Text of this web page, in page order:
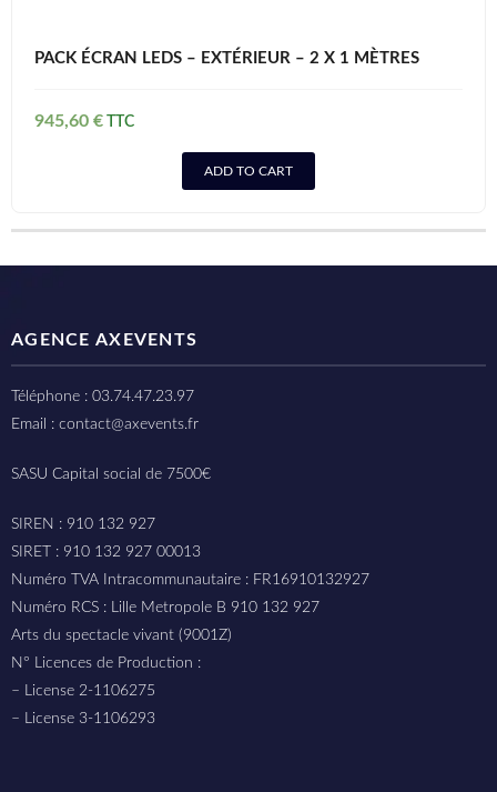
PACK ÉCRAN LEDS – EXTÉRIEUR – 2 X 1 MÈTRES
945,60 €
ADD TO CART
AGENCE AXEVENTS
Téléphone : 03.74.47.23.97
Email : contact@axevents.fr
SASU Capital social de 7500€
SIREN : 910 132 927
SIRET : 910 132 927 00013
Numéro TVA Intracommunautaire : FR16910132927
Numéro RCS : Lille Metropole B 910 132 927
Arts du spectacle vivant (9001Z)
N° Licences de Production :
– License 2-1106275
– License 3-1106293